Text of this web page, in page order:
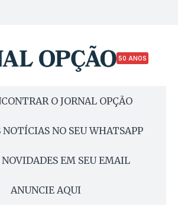
50 ANOS
O JORNAL OPÇÃO
NOTÍCIAS NO SEU WHATSAPP
NOVIDADES EM SEU EMAIL
ANUNCIE AQUI